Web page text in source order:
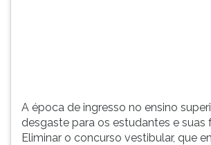
leitura
pressione
A época de ingresso no ensino
desgaste para os estudantes e suas
Eliminar o concurso vestibular, que